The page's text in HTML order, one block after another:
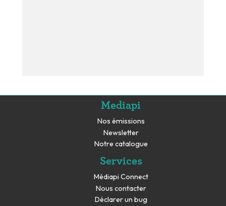
Mediapi
Nos émissions
Newsletter
Notre catalogue
Services
Médiapi Connect
Nous contacter
Déclarer un bug